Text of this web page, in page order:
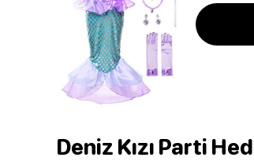
Deniz Kızı Parti